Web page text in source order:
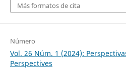
Más formatos de cita
Número
Vol. 26 Núm. 1 (2024):
Perspectives